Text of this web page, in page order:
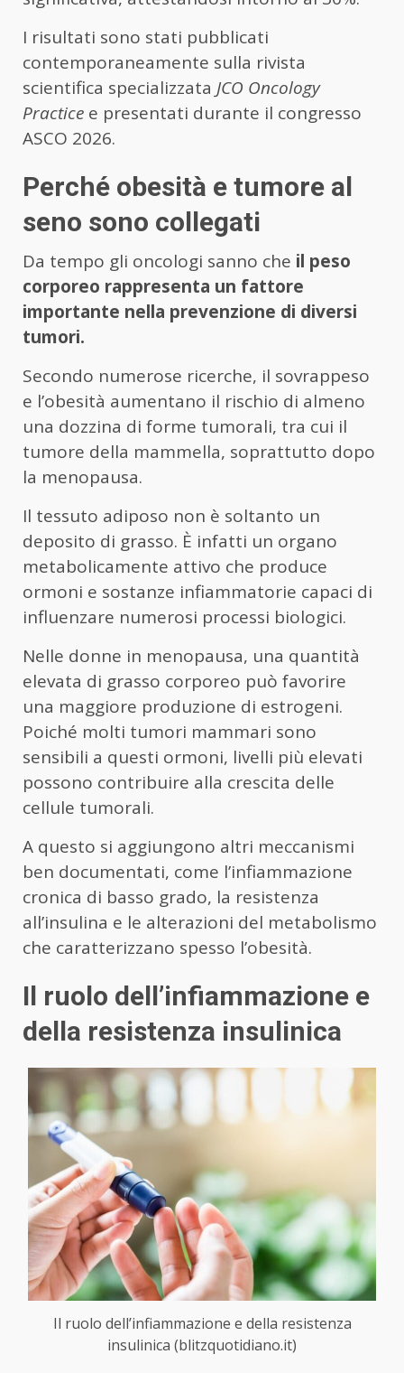
I risultati sono stati pubblicati
contemporaneamente sulla rivista
scientifica specializzata JCO Oncology
Practice e presentati durante il congresso
ASCO 2026.
Perché obesità e tumore al
seno sono collegati
Da tempo gli oncologi sanno che il peso
corporeo rappresenta un fattore
importante nella prevenzione di diversi
tumori.
Secondo numerose ricerche, il sovrappeso
e l’obesità aumentano il rischio di almeno
una dozzina di forme tumorali, tra cui il
tumore della mammella, soprattutto dopo
la menopausa.
Il tessuto adiposo non è soltanto un
deposito di grasso. È infatti un organo
metabolicamente attivo che produce
ormoni e sostanze infiammatorie capaci di
influenzare numerosi processi biologici.
Nelle donne in menopausa, una quantità
elevata di grasso corporeo può favorire
una maggiore produzione di estrogeni.
Poiché molti tumori mammari sono
sensibili a questi ormoni, livelli più elevati
possono contribuire alla crescita delle
cellule tumorali.
A questo si aggiungono altri meccanismi
ben documentati, come l’infiammazione
cronica di basso grado, la resistenza
all’insulina e le alterazioni del metabolismo
che caratterizzano spesso l’obesità.
Il ruolo dell’infiammazione e
della resistenza insulinica
Il ruolo dell’infiammazione e della resistenza
insulinica (blitzquotidiano.it)